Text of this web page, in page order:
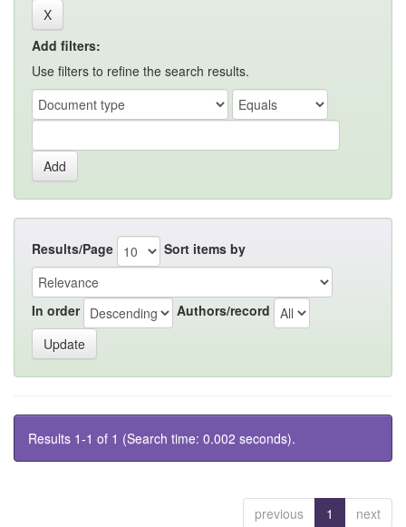
Add filters:
Use filters to refine the search results.
Results/Page Sort items by
In order Authors/record
Results 1-1 of 1 (Search time: 0.002 seconds).
previous 1 next